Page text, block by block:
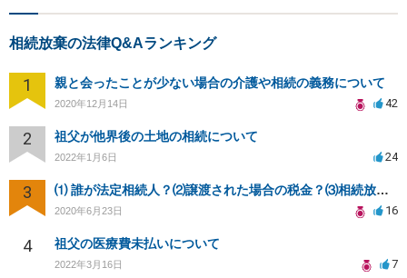
相続放棄の法律Q&Aランキング
1 親と会ったことが少ない場合の介護や相続の義務について
2020年12月14日 42
2 祖父が他界後の土地の相続について
2022年1月6日 24
3 ⑴ 誰が法定相続人？⑵譲渡された場合の税金？⑶相続放棄後同じ不動産を相続できない？⑷借金返済義務は？
2020年6月23日 16
4 祖父の医療費未払いについて
2022年3月16日 7